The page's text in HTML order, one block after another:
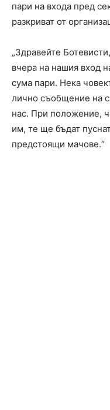
пари на входа пред
разкриват от
„Здравейте Ботевисти,
вчера на нашия вход
сума пари. Нека
лично съобщение на
нас. При положение,
им, те ще бъдат
предстоящи мачове.“